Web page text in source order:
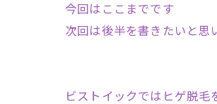
今回はここまでです
次回は後半を書きたいと思
ビストイックではヒゲ脱毛